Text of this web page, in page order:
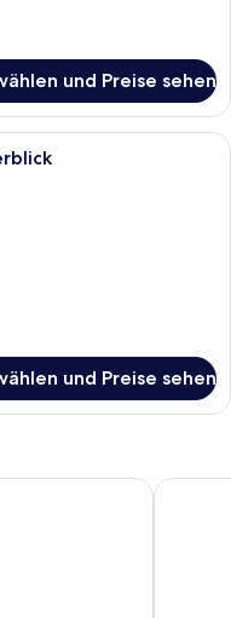
und Preise sehen
auf das Wasserufer mit einem
und Preise sehen
Hilton